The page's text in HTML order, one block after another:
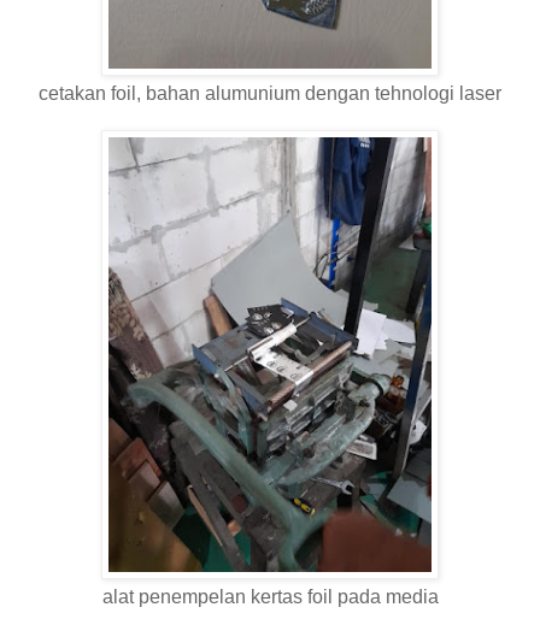
cetakan foil, bahan alumunium dengan tehnologi laser
alat penempelan kertas foil pada media